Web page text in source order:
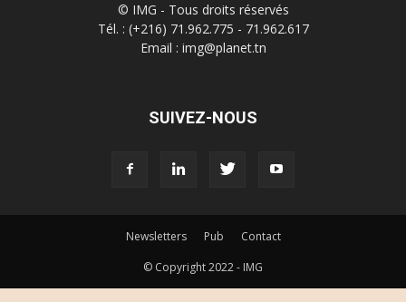
© IMG - Tous droits réservés
Tél. : (+216) 71.962.775 - 71.962.617
Email : img@planet.tn
SUIVEZ-NOUS
Newsletters Pub
Contact
© Copyright 2022 - IMG